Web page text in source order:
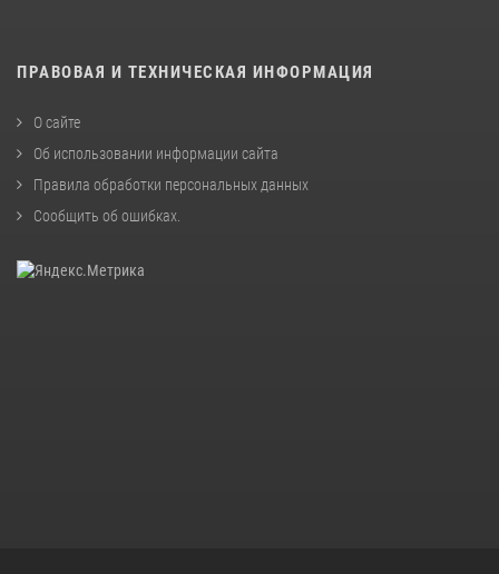
ПРАВОВАЯ И ТЕХНИЧЕСКАЯ ИНФОРМАЦИЯ
О сайте
Об использовании информации сайта
Правила обработки персональных данных
Сообщить об ошибках